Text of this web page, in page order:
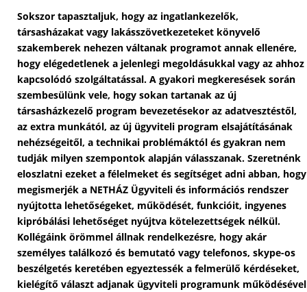
Sokszor tapasztaljuk, hogy az ingatlankezelők,
társasházakat vagy lakásszövetkezeteket könyvelő
szakemberek nehezen váltanak programot annak ellenére,
hogy elégedetlenek a jelenlegi megoldásukkal vagy az ahhoz
kapcsolódó szolgáltatással. A gyakori megkeresések során
szembesülünk vele, hogy sokan tartanak az új
társasházkezelő program bevezetésekor az adatvesztéstől,
az extra munkától, az új ügyviteli program elsajátításának
nehézségeitől, a technikai problémáktól és gyakran nem
tudják milyen szempontok alapján válasszanak. Szeretnénk
eloszlatni ezeket a félelmeket és segítséget adni abban, hogy
megismerjék a NETHÁZ Ügyviteli és információs rendszer
nyújtotta lehetőségeket, működését, funkcióit, ingyenes
kipróbálási lehetőséget nyújtva kötelezettségek nélkül.
Kollégáink örömmel állnak rendelkezésre, hogy akár
személyes találkozó és bemutató vagy telefonos, skype-os
beszélgetés keretében egyeztessék a felmerülő kérdéseket,
kielégítő választ adjanak ügyviteli programunk működésével